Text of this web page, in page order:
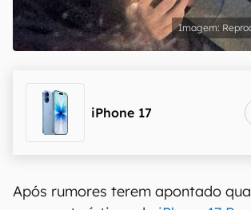
iPhone 17
Após rumores terem apontado